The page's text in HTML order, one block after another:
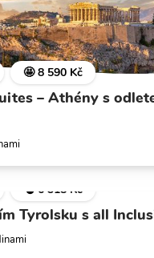
🤩 8 590 Kč
– Athény s
💣 6 318 Kč
Tyrolsku s all